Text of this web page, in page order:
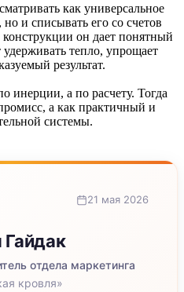
как универсальное
и списывать его со счетов
он дает понятный
тепло, упрощает
результат.
инерции, а по расчету. Тогда
а как практичный и
системы.
21 мая 2026
Гайдак
отдела маркетинга
кровля»